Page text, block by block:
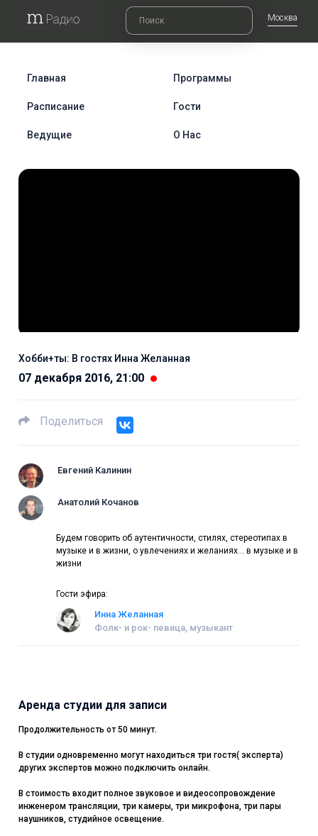
Москва
Главная Программы
Расписание Гости
Ведущие О Нас
Хобби+ты: В гостях Инна Желанная
07 декабря 2016, 21:00
Поделиться
Евгений Калинин
Анатолий Кочанов
Будем говорить об аутентичности, стилях, стереотипах в
музыке и в жизни, о увлечениях и желаниях… в музыке и в
жизни
Гости эфира:
Инна Желанная
Фолк- и рок- певица, музыкант
Аренда студии для записи
Продолжительность от 50 минут.
В студии одновременно могут находиться три гостя( эксперта)
других экспертов можно подключить онлайн.
В стоимость входит полное звуковое и видеосопровождение
инженером трансляции, три камеры, три микрофона, три пары
наушников, студийное освещение.